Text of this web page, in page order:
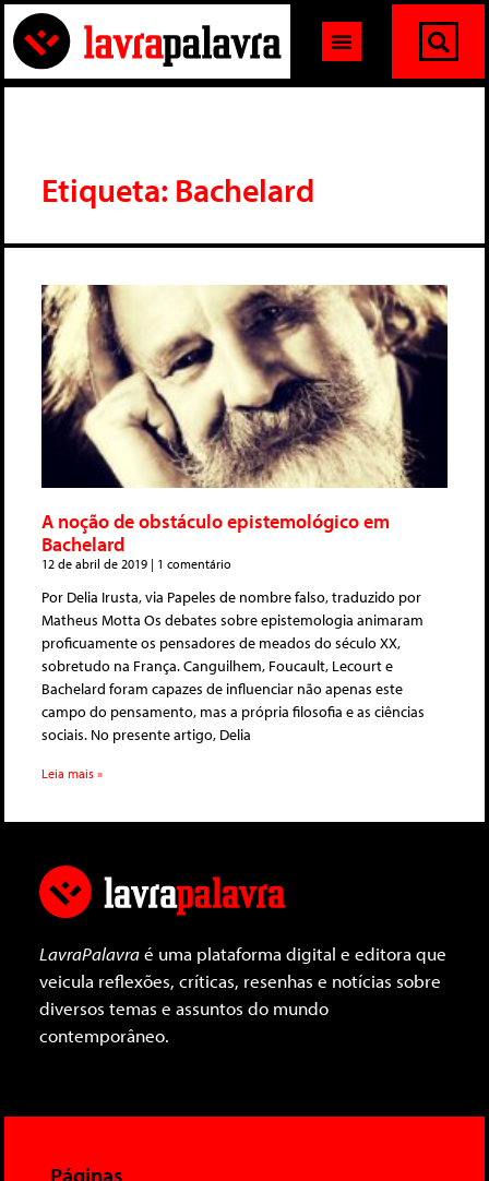
Etiqueta: Bachelard
A noção de obstáculo epistemológico em
Bachelard
12 de abril de 2019 1 comentário
Por Delia Irusta, via Papeles de nombre falso, traduzido por
Matheus Motta Os debates sobre epistemologia animaram
proficuamente os pensadores de meados do século XX,
sobretudo na França. Canguilhem, Foucault, Lecourt e
Bachelard foram capazes de influenciar não apenas este
campo do pensamento, mas a própria filosofia e as ciências
sociais. No presente artigo, Delia
Leia mais »
LavraPalavraé uma plataforma digital e editora que
veicula reflexões, críticas, resenhas e notícias sobre
diversos temas e assuntos do mundo
contemporâneo.
Páginas